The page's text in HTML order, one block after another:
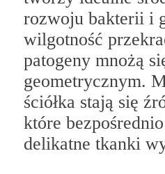
rozwoju bakterii i
wilgotność
patogeny mnożą
geometrycznym.
ściółka stają się
które
delikatne tkanki